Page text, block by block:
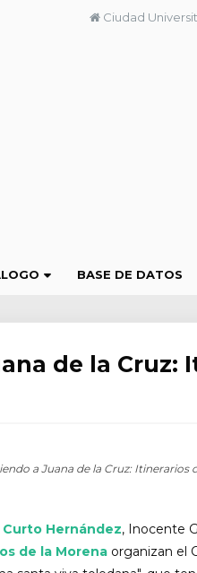
Ciudad
BASE DE DATOS
de la Cruz:
a Juana de la Cruz: Itinerarios
Hernández, Inocente
de la Morena organizan el